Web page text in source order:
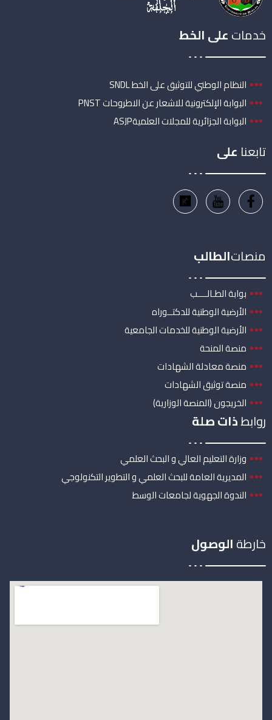
خدماتعلى الخط
النظام الوطني للتوثيق على الخط SNDL
البوابة الإلكترونية للاشعار عن الاطروحات PNST
البوابة الجزائرية للمجلات العلميةASJP
تابعنا على
منصاتالطالب
بوابة الطـالــــب
الأرضية الوطنية للدكتــوراه
الأرضية الوطنية للخدمات الجامعية
منصة المنحة
منصة معادلة الشهادات
منصة توثيق الشهادات
الخريجون (المنصة الوزارية)
روابطذات صلة
وزارة التعليم العالي و البحث العلمي
المديرية العامة للبحث العلمي و التطوير التكنولوجي
الندوة الجهوية لجامعات الوسط
خارطةالوصول